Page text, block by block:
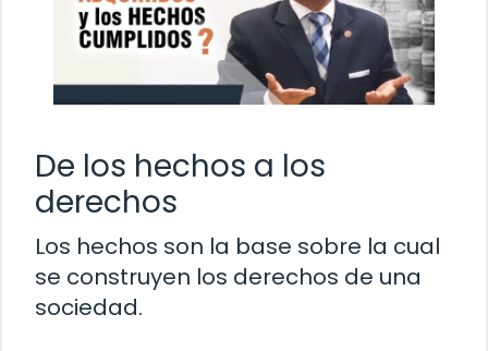
De los hechos a los
derechos
Los hechos son la base sobre la cual
se construyen los derechos de una
sociedad.